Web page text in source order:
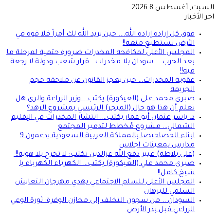
السبت, أغسطس 8 2026
اخر الأخبار
فوق كل إرادة إرادة الله…. حين يريد الله لك أمراً فلا قوة في
الأرض تستطيع منعه!!
المجلس الأعلى لمكافحة المخدرات ضرورة حتمية لمرحلة ما
بعد الحرب…. سودان بلا مخدرات.. قرار شعب ودولة لا رجعة
فيه!!
عقوبة المخدرات… حين يعجز القانون عن ملاحقة حجم
الجريمة
صبرى محمد علي (العيكورة) يكتب… وزير الزراعة والري هل
تعلم أن هذا هو حال (الميجر) الرئيسي بمشروع الرهد؟
د. ياسر عثمان أبو عمار يكتب…. انتشار المخدرات في الإقليم
الشمالي… مشروع مُخطط لتدمير المجتمع
ابناء الحصاحيصا بالمملكة العربية السعودية يدعمون 9
مدارس بمعينات اجلاس
(على بلاطة) عبير دفع الله عزالدين تكتب: لا تخرج بلا هوية!!
صبرى محمد علي (العيكورة) يكتب… الكهرباء الكهرباء يا
شيخ كامل!!
المجلس الأعلى للسلم الاجتماعي يهدي مهرجان التعايش
السلمي للبرهان
السودان .. من سجون التخلف إلى مخازن الوفرة: ثورة الوعي
الزراعي قبل بذر الأرض